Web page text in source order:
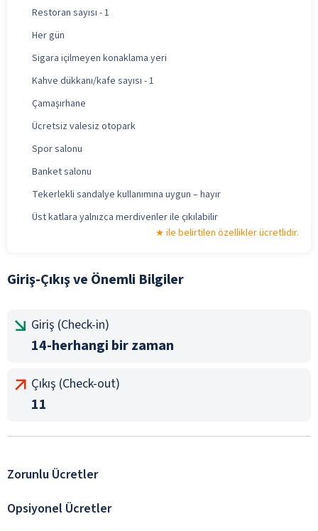
Restoran sayısı - 1
Her gün
Sigara içilmeyen konaklama yeri
Kahve dükkanı/kafe sayısı - 1
Çamaşırhane
Ücretsiz valesiz otopark
Spor salonu
Banket salonu
Tekerlekli sandalye kullanımına uygun – hayır
Üst katlara yalnızca merdivenler ile çıkılabilir
ile belirtilen özellikler ücretlidir.
Giriş-Çıkış ve Önemli Bilgiler
Giriş (Check-in)
14-herhangi bir zaman
Çıkış (Check-out)
11
Zorunlu Ücretler
Opsiyonel Ücretler